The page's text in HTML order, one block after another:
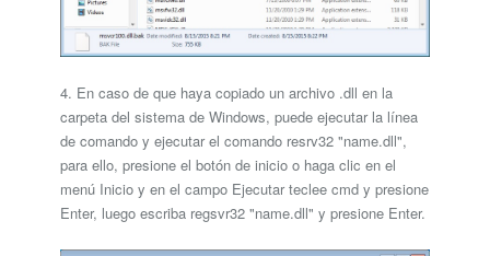
4. En caso de que haya copiado un archivo .dll en la
carpeta del sistema de Windows, puede ejecutar la línea
de comando y ejecutar el comando resrv32 "name.dll",
para ello, presione el botón de inicio o haga clic en el
menú Inicio y en el campo Ejecutar teclee cmd y presione
Enter, luego escriba regsvr32 "name.dll" y presione Enter.